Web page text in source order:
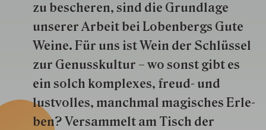
zu besche­ren, sind die Grund­lage
unserer Arbeit bei Lobenbergs Gute
Weine. Für uns ist Wein der Schlüs­sel
zur Genuss­kultur – wo sonst gibt es
ein solch kom­plexes, freud- und
lustvolles, manchmal ma­gisch­es Er­le­
ben? Versammelt am Tisch der